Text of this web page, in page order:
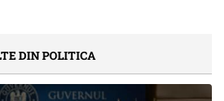
DIN POLITICA